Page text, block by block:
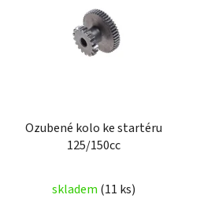
Ozubené kolo ke startéru
125/150cc
skladem (11 ks)